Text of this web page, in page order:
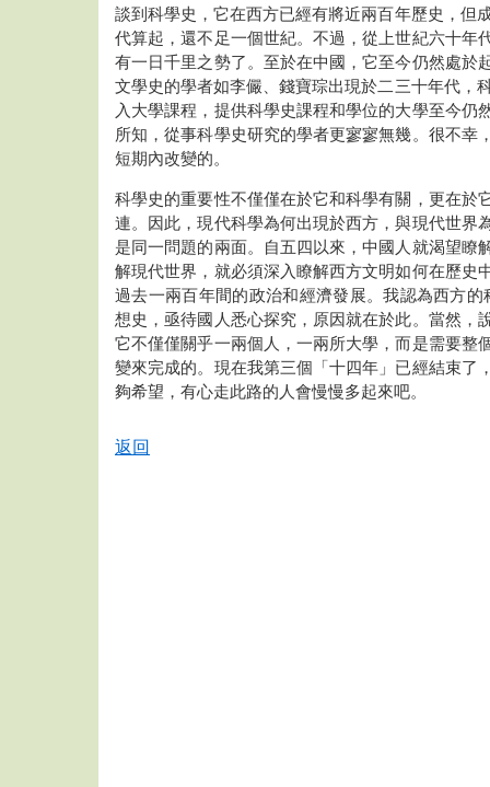
談到科學史，它在西方已經有將近兩百年歷史，但
代算起，還不足一個世紀。不過，從上世紀六十年
有一日千里之勢了。至於在中國，它至今仍然處於
文學史的學者如李儼、錢寶琮出現於二三十年代，
入大學課程，提供科學史課程和學位的大學至今仍
所知，從事科學史研究的學者更寥寥無幾。很不幸
短期內改變的。
科學史的重要性不僅僅在於它和科學有關，更在於
連。因此，現代科學為何出現於西方，與現代世界
是同一問題的兩面。自五四以來，中國人就渴望瞭
解現代世界，就必須深入瞭解西方文明如何在歷史
過去一兩百年間的政治和經濟發展。我認為西方
想史，亟待國人悉心探究，原因就在於此。當然，
它不僅僅關乎一兩個人，一兩所大學，而是需要整
變來完成的。現在我第三個「十四年」已經結束了
夠希望，有心走此路的人會慢慢多起來吧。
返回